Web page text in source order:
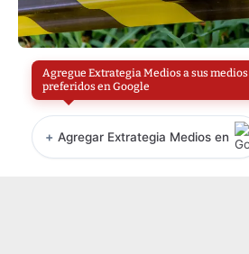
Agregue Extrategia Medios a sus medios
preferidos en Google
+ Agregar Extrategia Medios en